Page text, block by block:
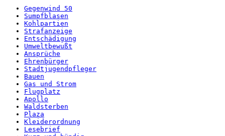
Gegenwind 50
Sumpfblasen
Kohlpartien
Strafanzeige
Entschädigung
Umweltbewußt
Ansprüche
Ehrenbürger
Stadtjugendpfleger
Bauen
Gas und Strom
Flugplatz
Apollo
Waldsterben
Plaza
Kleiderordnung
Lesebrief